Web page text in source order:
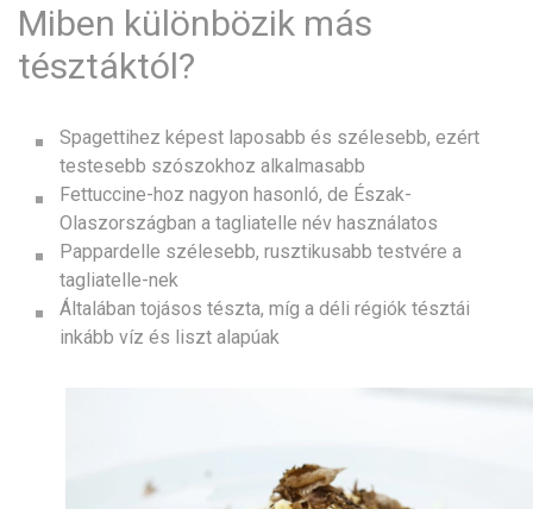
Miben különbözik más
tésztáktól?
Spagettihez képest laposabb és szélesebb, ezért
testesebb szószokhoz alkalmasabb
Fettuccine-hoz nagyon hasonló, de Észak-
Olaszországban a tagliatelle név használatos
Pappardelle szélesebb, rusztikusabb testvére a
tagliatelle-nek
Általában tojásos tészta, míg a déli régiók tésztái
inkább víz és liszt alapúak